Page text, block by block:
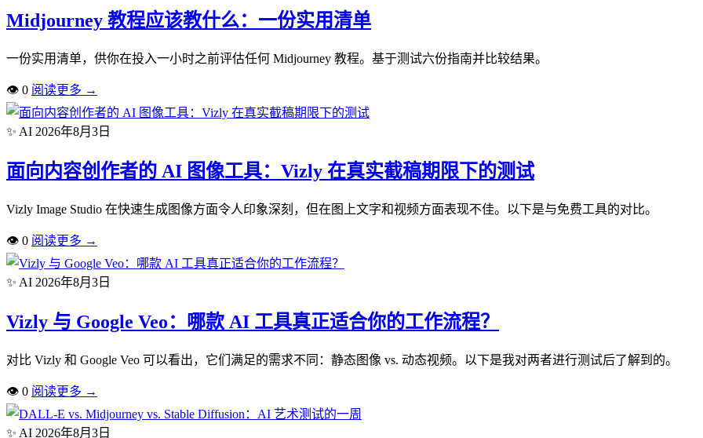
Midjourney 教程应该教什么：一份实用清单
一份实用清单，供你在投入一小时之前评估任何 Midjourney 教程。基于测试六份指南并比较结果。
👁 0 阅读更多 →
✨ AI 2026年8月3日
面向内容创作者的 AI 图像工具：Vizly 在真实截稿期限下的测试
Vizly Image Studio 在快速生成图像方面令人印象深刻，但在图上文字和视频方面表现不佳。以下是与免费工具的对比。
👁 0 阅读更多 →
✨ AI 2026年8月3日
Vizly 与 Google Veo：哪款 AI 工具真正适合你的工作流程？
对比 Vizly 和 Google Veo 可以看出，它们满足的需求不同：静态图像 vs. 动态视频。以下是我对两者进行测试后了解到的。
👁 0 阅读更多 →
✨ AI 2026年8月3日